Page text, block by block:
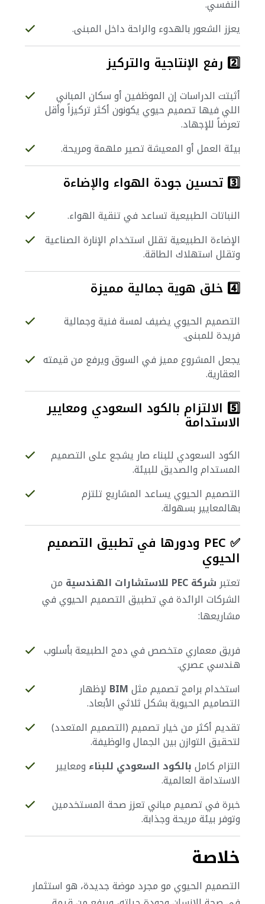
النفسي.
يعزز الشعور بالهدوء والراحة داخل المبنى.
2️⃣ رفع الإنتاجية والتركيز
أثبتت الدراسات إن الموظفين أو سكان المباني
اللي فيها تصميم حيوي يكونون أكثر تركيزاً وأقل
تعرضاً للإجهاد.
بيئة العمل أو المعيشة تصير ملهمة ومريحة.
3️⃣ تحسين جودة الهواء والإضاءة
النباتات الطبيعية تساعد في تنقية الهواء.
الإضاءة الطبيعية تقلل استخدام الإنارة الصناعية
وتقلل استهلاك الطاقة.
4️⃣ خلق هوية جمالية مميزة
التصميم الحيوي يضيف لمسة فنية وجمالية
فريدة للمبنى.
يجعل المشروع مميز في السوق ويرفع من قيمته
العقارية.
5️⃣ الالتزام بالكود السعودي ومعايير
الاستدامة
الكود السعودي للبناء صار يشجع على التصميم
المستدام والصديق للبيئة.
التصميم الحيوي يساعد المشاريع تلتزم
بهالمعايير بسهولة.
✅ PEC ودورها في تطبيق التصميم
الحيوي
تعتبرشركة PEC للاستشارات الهندسية
من
الشركات الرائدة في تطبيق التصميم الحيوي في
مشاريعها:
فريق معماري متخصص في دمج الطبيعة بأسلوب
هندسي عصري.
استخدام برامج تصميم مثلBIM لإظهار
التصاميم الحيوية بشكل ثلاثي الأبعاد.
تقديم أكثر من خيار تصميم (التصميم المتعدد)
لتحقيق التوازن بين الجمال والوظيفة.
التزام كاملبالكود السعودي للبناء ومعايير
الاستدامة العالمية.
خبرة في تصميم مباني تعزز صحة المستخدمين
وتوفر بيئة مريحة وجذابة.
خلاصة
التصميم الحيوي مو مجرد موضة جديدة، هو استثمار